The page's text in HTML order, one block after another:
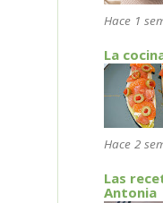
Hace 1
La
Hace 2
Las
Antonia